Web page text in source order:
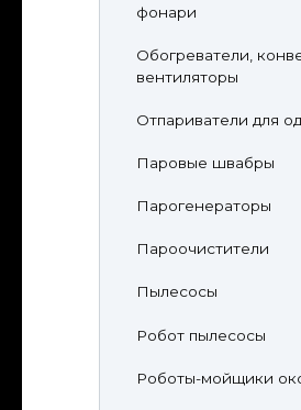
фонари
Обогреватели,
вентиляторы
Отпариватели для
Паровые швабры
Парогенераторы
Пароочистители
Пылесосы
Робот пылесосы
Роботы-мойщики